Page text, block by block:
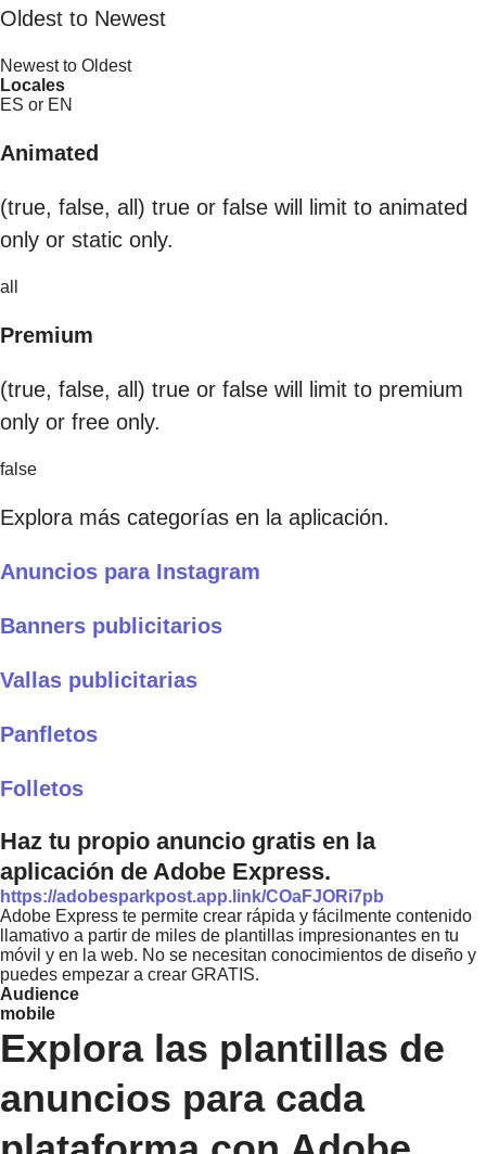
Oldest to Newest
Newest to Oldest
Locales
ES or EN
Animated
(true, false, all) true or false will limit to animated
only or static only.
all
Premium
(true, false, all) true or false will limit to premium
only or free only.
false
Explora más categorías en la aplicación.
Anuncios para Instagram
Banners publicitarios
Vallas publicitarias
Panfletos
Folletos
Haz tu propio anuncio gratis en la
aplicación de Adobe Express.
https://adobesparkpost.app.link/COaFJORi7pb
Adobe Express te permite crear rápida y fácilmente contenido
llamativo a partir de miles de plantillas impresionantes en tu
móvil y en la web. No se necesitan conocimientos de diseño y
puedes empezar a crear GRATIS.
Audience
mobile
Explora las plantillas de
anuncios para cada